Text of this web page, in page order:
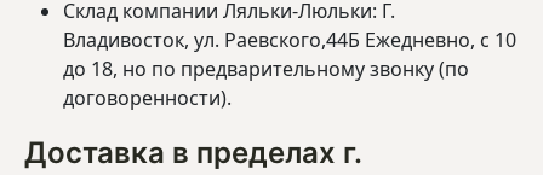
Склад компании Ляльки-Люльки: Г.
Владивосток, ул. Раевского,44Б Ежедневно, с 10
до 18, но по предварительному звонку (по
договоренности).
Доставка в пределах г.